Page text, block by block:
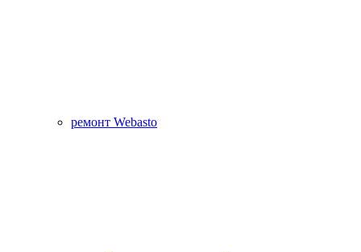
ремонт Webasto